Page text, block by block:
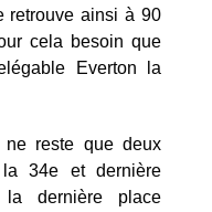
retrouve ainsi à 90
cela besoin que
Everton la
reste que deux
la 34e et dernière
dernière place